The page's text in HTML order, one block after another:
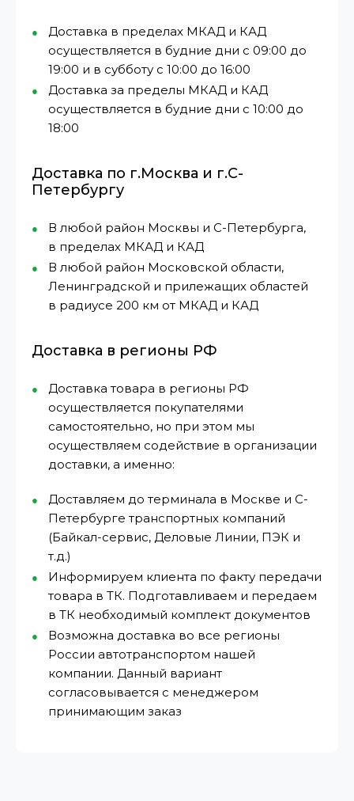
Доставка в пределах МКАД и КАД
осуществляется в будние дни с 09:00 до
19:00 и в субботу с 10:00 до 16:00
Доставка за пределы МКАД и КАД
осуществляется в будние дни с 10:00 до
18:00
Доставка по г.Москва и г.С-
Петербургу
В любой район Москвы и С-Петербурга,
в пределах МКАД и КАД
В любой район Московской области,
Ленинградской и прилежащих областей
в радиусе 200 км от МКАД и КАД
Доставка в регионы РФ
Доставка товара в регионы РФ
осуществляется покупателями
самостоятельно, но при этом мы
осуществляем содействие в организации
доставки, а именно:
Доставляем до терминала в Москве и С-
Петербурге транспортных компаний
(Байкал-сервис, Деловые Линии, ПЭК и
т.д.)
Информируем клиента по факту передачи
товара в ТК. Подготавливаем и передаем
в ТК необходимый комплект документов
Возможна доставка во все регионы
России автотранспортом нашей
компании. Данный вариант
согласовывается с менеджером
принимающим заказ